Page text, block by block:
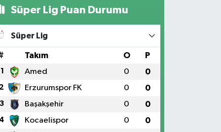
Süper Lig Puan Durumu
Süper Lig
Takım O P
1 Amed 0 0
2 Erzurumspor FK 0 0
3 Başakşehir 0 0
4 Kocaelispor 0 0